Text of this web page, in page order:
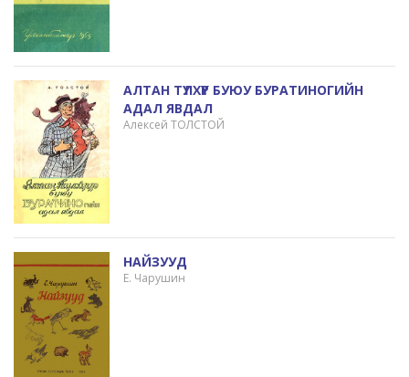
АЛТАН ТҮЛХҮҮР БУЮУ БУРАТИНОГИЙН
АДАЛ ЯВДАЛ
Алексей ТОЛСТОЙ
НАЙЗУУД
Е. Чарушин